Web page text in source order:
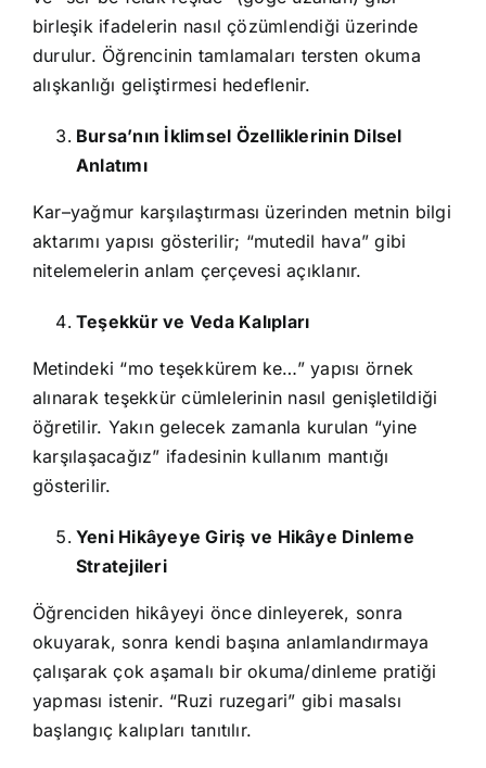
birleşik ifadelerin nasıl çözümlendiği üzerinde
durulur. Öğrencinin tamlamaları tersten okuma
alışkanlığı geliştirmesi hedeflenir.
Bursa’nın İklimsel Özelliklerinin Dilsel
Anlatımı
Kar–yağmur karşılaştırması üzerinden metnin bilgi
aktarımı yapısı gösterilir; “mutedil hava” gibi
nitelemelerin anlam çerçevesi açıklanır.
Teşekkür ve Veda Kalıpları
Metindeki “mo teşekkürem ke…” yapısı örnek
alınarak teşekkür cümlelerinin nasıl genişletildiği
öğretilir. Yakın gelecek zamanla kurulan “yine
karşılaşacağız” ifadesinin kullanım mantığı
gösterilir.
Yeni Hikâyeye Giriş ve Hikâye Dinleme
Stratejileri
Öğrenciden hikâyeyi önce dinleyerek, sonra
okuyarak, sonra kendi başına anlamlandırmaya
çalışarak çok aşamalı bir okuma/dinleme pratiği
yapması istenir. “Ruzi ruzegari” gibi masalsı
başlangıç kalıpları tanıtılır.